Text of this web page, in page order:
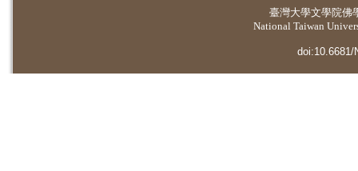
臺灣大學文學院佛
National Taiwan
doi:10.6681/